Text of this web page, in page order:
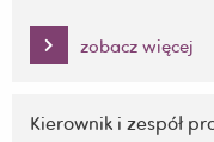
treści
zobacz więcej
Kierownik i zespół